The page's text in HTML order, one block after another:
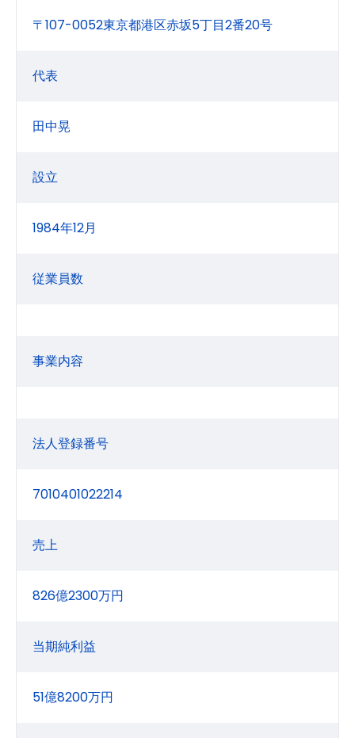
〒107-0052東京都港区赤坂5丁目2番20号
代表
田中晃
設立
1984年12月
従業員数
事業内容
法人登録番号
7010401022214
売上
826億2300万円
当期純利益
51億8200万円